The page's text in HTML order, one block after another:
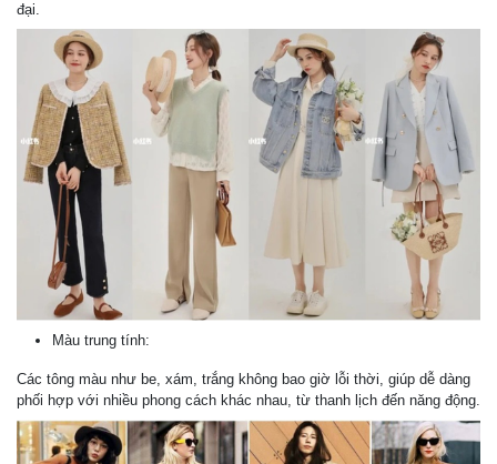
đại.
Màu trung tính:
Các tông màu như be, xám, trắng không bao giờ lỗi thời, giúp dễ dàng
phối hợp với nhiều phong cách khác nhau, từ thanh lịch đến năng động.